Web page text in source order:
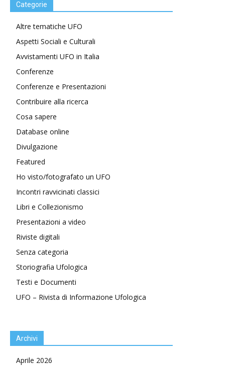
Categorie
Altre tematiche UFO
Aspetti Sociali e Culturali
Avvistamenti UFO in Italia
Conferenze
Conferenze e Presentazioni
Contribuire alla ricerca
Cosa sapere
Database online
Divulgazione
Featured
Ho visto/fotografato un UFO
Incontri ravvicinati classici
Libri e Collezionismo
Presentazioni a video
Riviste digitali
Senza categoria
Storiografia Ufologica
Testi e Documenti
UFO – Rivista di Informazione Ufologica
Archivi
Aprile 2026